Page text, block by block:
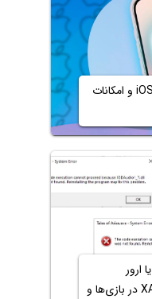
آشنایی با ویژگی های جدید iOS 18.2 و امکانات
روش رفع ارور X3DAudio1_7.dll یا ارور
XINPUT1_3.dll و XAPOFX1_5.dll در بازی‌ها و